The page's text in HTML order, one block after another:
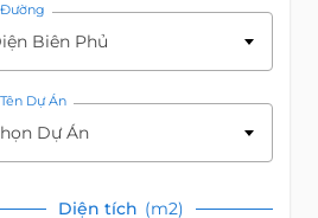
Đường
Biên Phủ
Tên Dự Án
Dự Án
Diện tích (m2)